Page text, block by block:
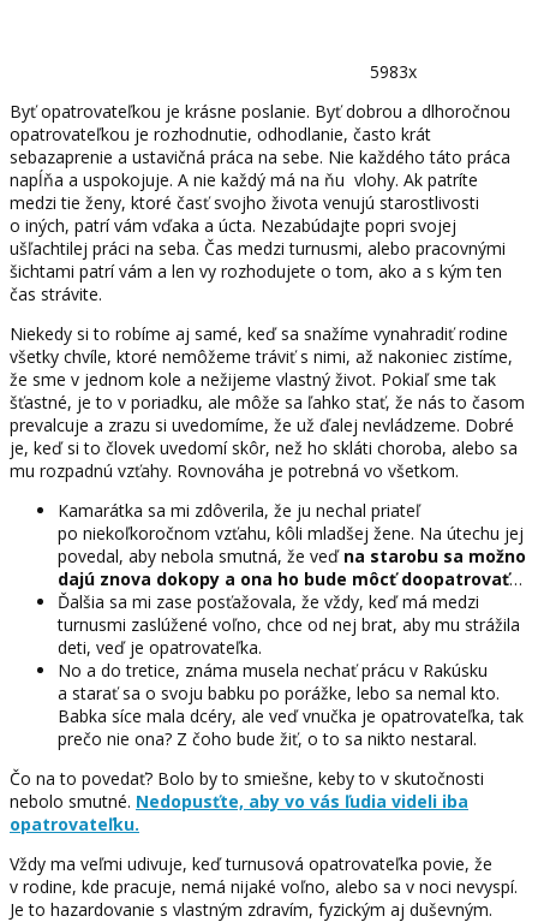
5983x
Byť opatrovateľkou je krásne poslanie. Byť dobrou a dlhoročnou
opatrovateľkou je rozhodnutie, odhodlanie, často krát
sebazaprenie a ustavičná práca na sebe. Nie každého táto práca
napĺňa a uspokojuje. A nie každý má na ňu vlohy. Ak patríte
medzi tie ženy, ktoré časť svojho života venujú starostlivosti
o iných, patrí vám vďaka a úcta. Nezabúdajte popri svojej
ušľachtilej práci na seba. Čas medzi turnusmi, alebo pracovnými
šichtami patrí vám a len vy rozhodujete o tom, ako a s kým ten
čas strávite.
Niekedy si to robíme aj samé, keď sa snažíme vynahradiť rodine
všetky chvíle, ktoré nemôžeme tráviť s nimi, až nakoniec zistíme,
že sme v jednom kole a nežijeme vlastný život. Pokiaľ sme tak
šťastné, je to v poriadku, ale môže sa ľahko stať, že nás to časom
prevalcuje a zrazu si uvedomíme, že už ďalej nevládzeme. Dobré
je, keď si to človek uvedomí skôr, než ho skláti choroba, alebo sa
mu rozpadnú vzťahy. Rovnováha je potrebná vo všetkom.
Kamarátka sa mi zdôverila, že ju nechal priateľ
po niekoľkoročnom vzťahu, kôli mladšej žene. Na útechu jej
povedal, aby nebola smutná, že veď na starobu sa možno
dajú znova dokopy a ona ho bude môcť doopatrovať…
Ďalšia sa mi zase posťažovala, že vždy, keď má medzi
turnusmi zaslúžené voľno, chce od nej brat, aby mu strážila
deti, veď je opatrovateľka.
No a do tretice, známa musela nechať prácu v Rakúsku
a starať sa o svoju babku po porážke, lebo sa nemal kto.
Babka síce mala dcéry, ale veď vnučka je opatrovateľka, tak
prečo nie ona? Z čoho bude žiť, o to sa nikto nestaral.
Čo na to povedať? Bolo by to smiešne, keby to v skutočnosti
nebolo smutné. Nedopusťte, aby vo vás ľudia videli iba
opatrovateľku.
Vždy ma veľmi udivuje, keď turnusová opatrovateľka povie, že
v rodine, kde pracuje, nemá nijaké voľno, alebo sa v noci nevyspí.
Je to hazardovanie s vlastným zdravím, fyzickým aj duševným.